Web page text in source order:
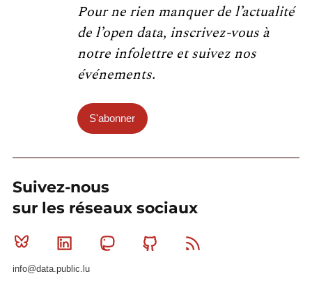
Pour ne rien manquer de l’actualité
de l’open data, inscrivez-vous à
notre infolettre et suivez nos
événements.
S'abonner
Suivez-nous
sur les réseaux sociaux
Bluesky Linkedin MastodonGithub
info@data.public.lu